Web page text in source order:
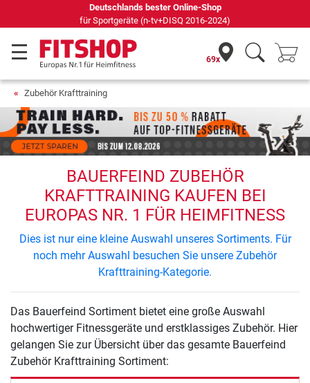
Deutschlands bester Online-Shop
für Sportgeräte (n-tv+DISQ 2016-2024)
69x
Zubehör Krafttraining
BAUERFEIND ZUBEHÖR
KRAFTTRAINING KAUFEN BEI
EUROPAS NR. 1 FÜR HEIMFITNESS
Dies ist nur eine kleine Auswahl unseres Sortiments. Für
noch mehr Auswahl besuchen Sie unsere Zubehör
Krafttraining-Kategorie.
Das Bauerfeind Sortiment bietet eine große Auswahl
hochwertiger Fitnessgeräte und erstklassiges Zubehör. Hier
gelangen Sie zur Übersicht über das gesamte Bauerfeind
Zubehör Krafttraining Sortiment: